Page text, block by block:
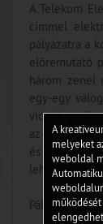
A Telekom
címmel
pályázatra a
előremutató
három zenei
egy-egy
videók pedig
az egyes
és
lehetőséget
Pályázati
A
melyeket
weboldal